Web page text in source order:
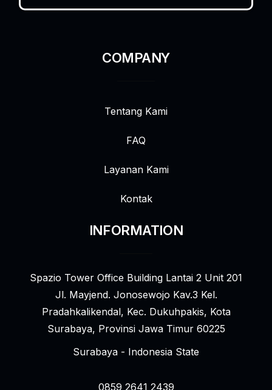
COMPANY
Tentang Kami
FAQ
Layanan Kami
Kontak
INFORMATION
Spazio Tower Office Building Lantai 2 Unit 201
Jl. Mayjend. Jonosewojo Kav.3 Kel.
Pradahkalikendal, Kec. Dukuhpakis, Kota
Surabaya, Provinsi Jawa Timur 60225
Surabaya - Indonesia State
0859 2641 2439